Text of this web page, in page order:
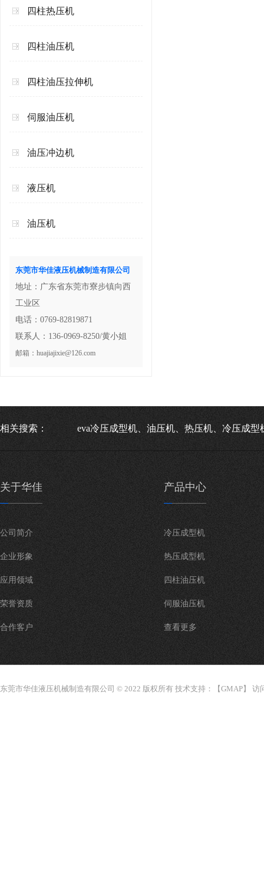
四柱热压机
四柱油压机
四柱油压拉伸机
伺服油压机
油压冲边机
液压机
油压机
东莞市华佳液压机械制造有限公司
地址：广东省东莞市寮步镇向西
工业区
电话：0769-82819871
联系人：136-0969-8250/黄小姐
邮箱：huajiajixie@126.com
相关搜索： eva冷压成型机、油压机、热压机、冷压成
关于华佳
公司简介
企业形象
应用领域
荣誉资质
合作客户
产品中心
冷压成型机
热压成型机
四柱油压机
伺服油压机
查看更多
东莞市华佳液压机械制造有限公司 © 2022 版权所有 技术支持：【GMAP】 访